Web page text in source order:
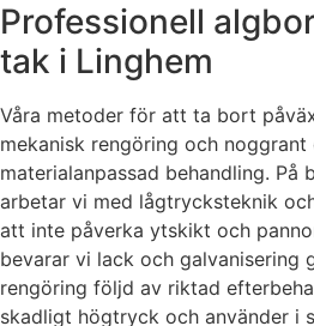
Professionell
tak i Linghem
Våra metoder för att ta bort
mekanisk rengöring och noggrant
materialanpassad behandling.
arbetar vi med lågtrycksteknik
att inte påverka ytskikt och
bevarar vi lack och galvanisering
rengöring följd av riktad
skadligt högtryck och använder i